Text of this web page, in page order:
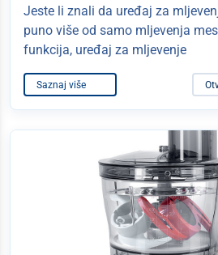
Jeste li znali da uređaj za
puno više od samo mljevenja
funkcija, uređaj za mljevenje
Saznaj više